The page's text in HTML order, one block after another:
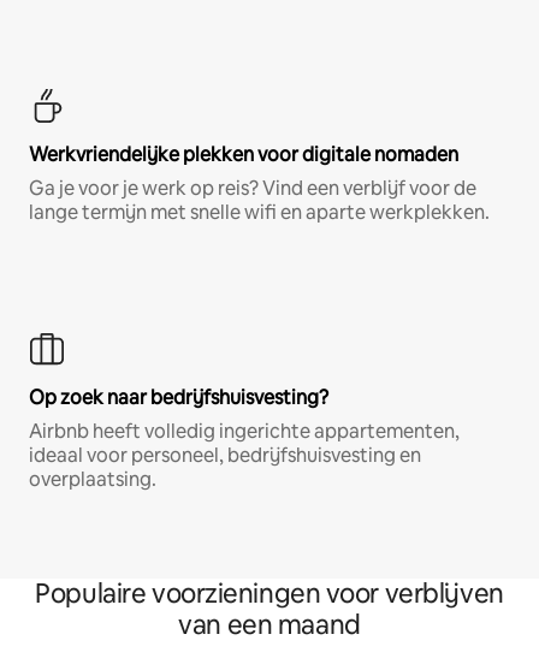
Werkvriendelijke plekken voor digitale nomaden
Ga je voor je werk op reis? Vind een verblijf voor de
lange termijn met snelle wifi en aparte werkplekken.
Op zoek naar bedrijfshuisvesting?
Airbnb heeft volledig ingerichte appartementen,
ideaal voor personeel, bedrijfshuisvesting en
overplaatsing.
Populaire voorzieningen voor verblijven
van een maand